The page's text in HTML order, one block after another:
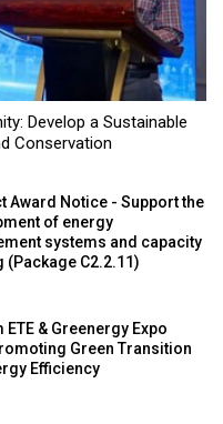
Develop a Sustainable
Conservation
Award Notice - Support the
of energy
systems and capacity
(Package C2.2.11)
ETE & Greenergy Expo
Green Transition
Efficiency